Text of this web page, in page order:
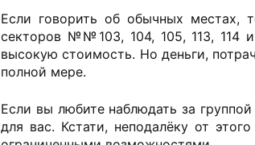
Если говорить об обычных местах,
секторов №№103, 104, 105, 113, 114
высокую стоимость. Но деньги,
полной мере.
Если вы любите наблюдать за
для вас. Кстати, неподалёку от